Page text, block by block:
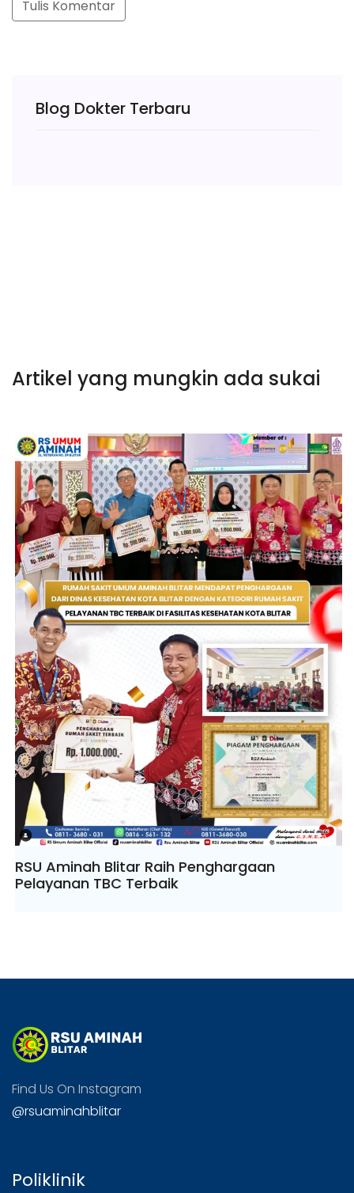
Tulis Komentar
Blog Dokter Terbaru
Artikel yang mungkin ada sukai
RSU Aminah Blitar Raih Penghargaan
Pelayanan TBC Terbaik
Find Us On Instagram
@rsuaminahblitar
Poliklinik